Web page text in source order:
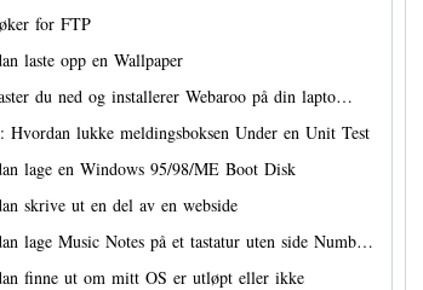
for FTP
laste opp en Wallpaper
du ned og installerer Webaroo på din lapto…
Hvordan lukke meldingsboksen Under en Unit Test
lage en Windows 95/98/ME Boot Disk
skrive ut en del av en webside
lage Music Notes på et tastatur uten side Numb…
finne ut om mitt OS er utløpt eller ikke